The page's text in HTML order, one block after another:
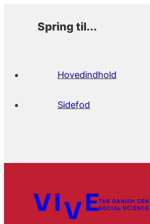
Spring til...
Hovedindhold
Sidefod